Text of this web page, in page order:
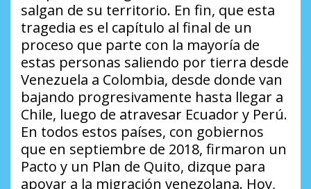
salgan de su territorio. En fin, que esta
tragedia es el capítulo al final de un
proceso que parte con la mayoría de
estas personas saliendo por tierra desde
Venezuela a Colombia, desde donde van
bajando progresivamente hasta llegar a
Chile, luego de atravesar Ecuador y Perú.
En todos estos países, con gobiernos
que en septiembre de 2018, firmaron un
Pacto y un Plan de Quito, dizque para
apoyar a la migración venezolana. Hoy,